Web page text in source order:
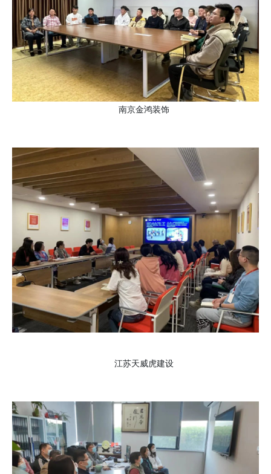
南京金鸿装饰
江苏天威虎建设